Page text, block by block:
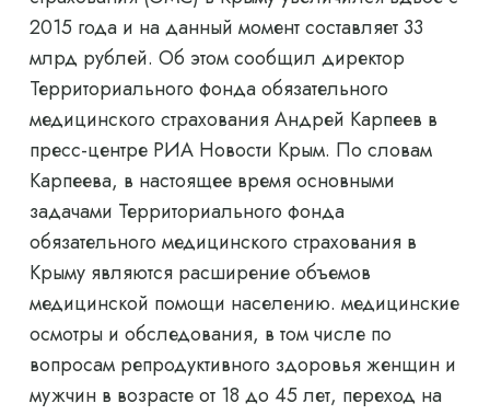
2015 года и на данный момент составляет 33
млрд рублей. Об этом сообщил директор
Территориального фонда обязательного
медицинского страхования Андрей Карпеев в
пресс-центре РИА Новости Крым. По словам
Карпеева, в настоящее время основными
задачами Территориального фонда
обязательного медицинского страхования в
Крыму являются расширение объемов
медицинской помощи населению. медицинские
осмотры и обследования, в том числе по
вопросам репродуктивного здоровья женщин и
мужчин в возрасте от 18 до 45 лет, переход на